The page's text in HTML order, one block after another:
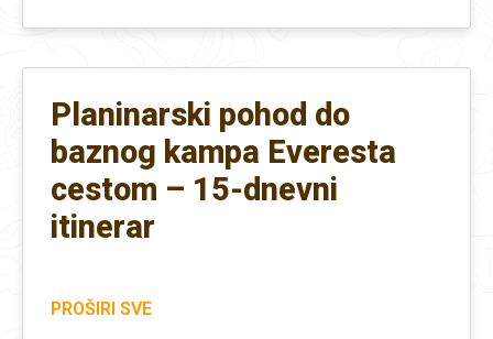
Planinarski pohod do
baznog kampa Everesta
cestom – 15-dnevni
itinerar
PROŠIRI SVE